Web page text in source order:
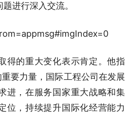
进行深入交流。
得的重大变化表示肯定。他指
要力量，国际工程公司在发展
进，在服务国家重大战略和集
位，持续提升国际化经营能力